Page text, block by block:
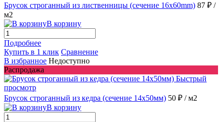
Брусок строганный из лиственницы (сечение 16x60mm) 87 ₽ /
м2
В корзину
Подробнее
Купить в 1 клик Сравнение
В избранное Недоступно
Распродажа
Быстрый
просмотр
Брусок строганный из кедра (сечение 14x50мм) 50 ₽ / м2
В корзину